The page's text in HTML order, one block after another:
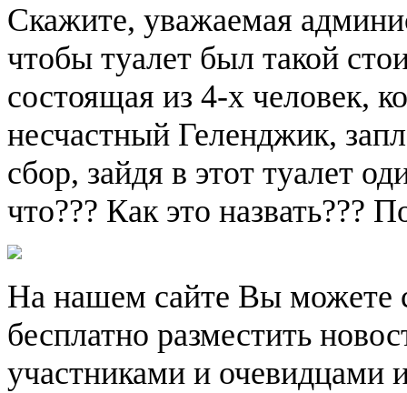
Скажите, уважаемая
чтобы туалет был такой
состоящая из 4-х человек,
несчастный Геленджик,
сбор, зайдя в этот туалет
что??? Как это назвать???
На нашем сайте Вы можете
бесплатно разместить
участниками и очевидцами